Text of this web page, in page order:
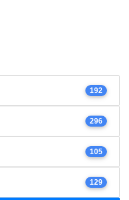
192
296
105
129